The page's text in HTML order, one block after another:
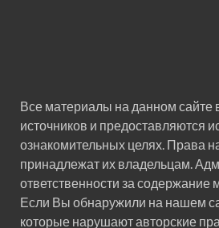
Все материалы на данном сайте
источников и предоставляются
ознакомительных целях. Права
принадлежат их владельцам.
ответственности за содержание
Если Вы обнаружили на нашем
которые нарушают авторские